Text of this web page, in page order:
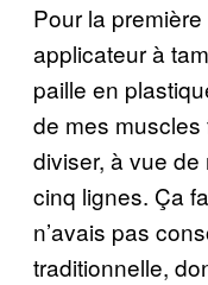
Pour la
applicateur à
paille en
de mes muscles
diviser, à vue
cinq lignes. Ça
n’avais pas
traditionnelle,